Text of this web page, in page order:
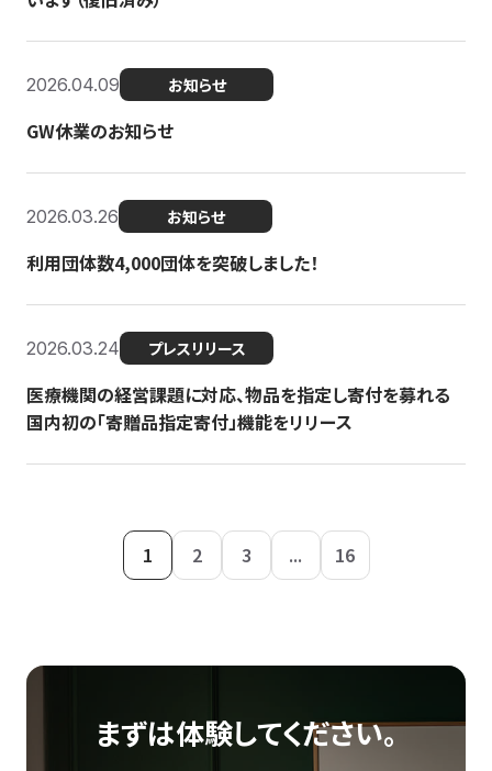
2026.04.09 お知らせ
GW休業のお知らせ
2026.03.26 お知らせ
利用団体数4,000団体を突破しました！
2026.03.24 プレスリリース
医療機関の経営課題に対応、物品を指定し寄付を募れる
国内初の「寄贈品指定寄付」機能をリリース
1 2 3 ... 16
まずは体験してください。